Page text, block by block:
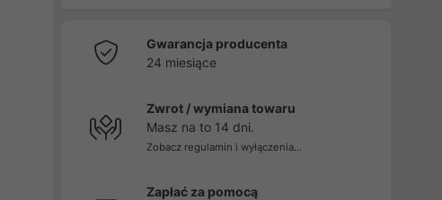
Gwarancja producenta
24 miesiące
Zwrot / wymiana towaru
Masz na to 14 dni.
Zobacz regulamin i wyłączenia...
Zapłać za pomocą